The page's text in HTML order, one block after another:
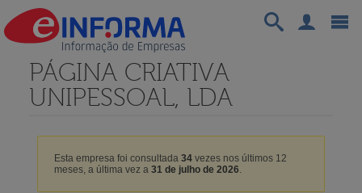
PÁGINA CRIATIVA
UNIPESSOAL, LDA
Esta empresa foi consultada 34vezes nos últimos 12
meses, a última vez a 31 de julho de 2026.